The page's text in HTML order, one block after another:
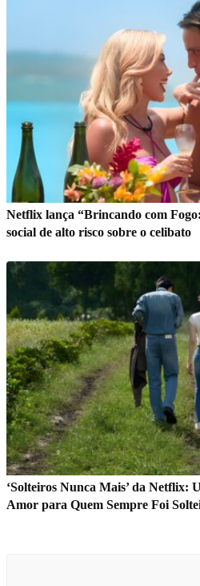
Netflix lança “Brincando com
social de alto risco sobre o celibato
‘Solteiros Nunca Mais’ da Netflix:
Amor para Quem Sempre Foi